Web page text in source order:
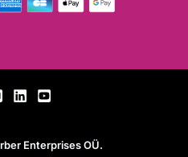
Enterprises OÜ.